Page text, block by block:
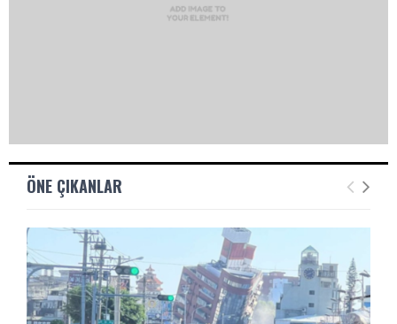
ÖNE ÇIKANLAR